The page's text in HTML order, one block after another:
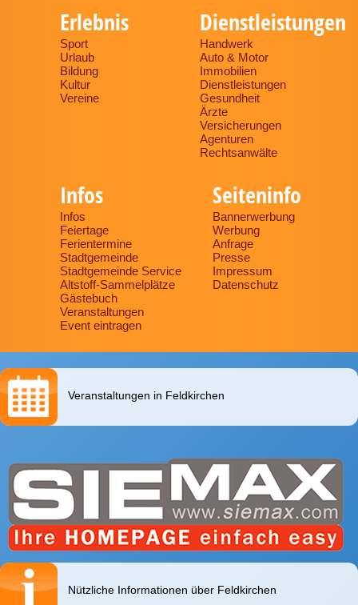
Erlebnis
Sport
Urlaub
Bildung
Kultur
Vereine
Dienstleistungen
Handwerk
Auto & Motor
Immobilien
Dienstleistungen
Gesundheit
Ärzte
Versicherungen
Agenturen
Rechtsanwälte
Infos
Infos
Feiertage
Ferientermine
Stadtgemeinde
Stadtgemeinde Service
Altstoff-Sammelplätze
Gästebuch
Veranstaltungen
Event eintragen
Seiteninfo
Bannerwerbung
Werbung
Anfrage
Presse
Impressum
Datenschutz
Veranstaltungen in Feldkirchen
Nützliche Informationen über Feldkirchen